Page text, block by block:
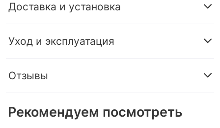
Доставка и установка
Уход и эксплуатация
Отзывы
Рекомендуем посмотреть